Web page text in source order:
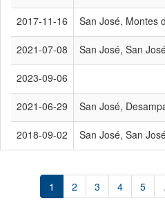
2017-11-16 San José, Montes
2021-07-08 San José, San
2023-09-06
2021-06-29 San José,
2018-09-02 San José, San
1 2 3 4 5